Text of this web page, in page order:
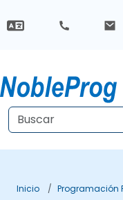
Inicio Programación